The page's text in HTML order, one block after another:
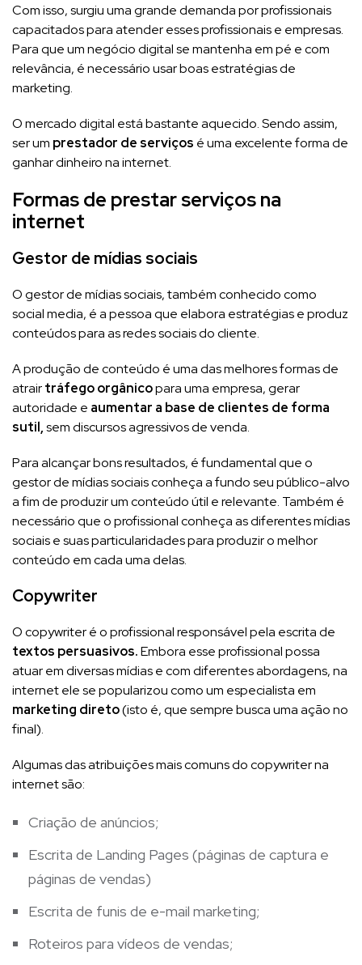
Com isso, surgiu uma grande demanda por profissionais
capacitados para atender esses profissionais e empresas.
Para que um negócio digital se mantenha em pé e com
relevância, é necessário usar boas estratégias de
marketing.
O mercado digital está bastante aquecido. Sendo assim,
ser um prestador de serviços é uma excelente forma de
ganhar dinheiro na internet.
Formas de prestar serviços na
internet
Gestor de mídias sociais
O gestor de mídias sociais, também conhecido como
social media, é a pessoa que elabora estratégias e produz
conteúdos para as redes sociais do cliente.
A produção de conteúdo é uma das melhores formas de
atrairtráfego orgânicopara uma empresa, gerar
autoridade e aumentar a base de clientes de forma
sutil,sem discursos agressivos de venda.
Para alcançar bons resultados, é fundamental que o
gestor de mídias sociais conheça a fundo seu público-alvo
a fim de produzir um conteúdo útil e relevante. Também é
necessário que o profissional conheça as diferentes mídias
sociais e suas particularidades para produzir o melhor
conteúdo em cada uma delas.
Copywriter
O copywriter é o profissional responsável pela escrita de
textos persuasivos.Embora esse profissional possa
atuar em diversas mídias e com diferentes abordagens, na
internet ele se popularizou como um especialista em
marketing direto(isto é, que sempre busca uma ação no
final).
Algumas das atribuições mais comuns do copywriter na
internet são:
Criação de anúncios;
Escrita de Landing Pages (páginas de captura e
páginas de vendas)
Escrita de funis de e-mail marketing;
Roteiros para vídeos de vendas;